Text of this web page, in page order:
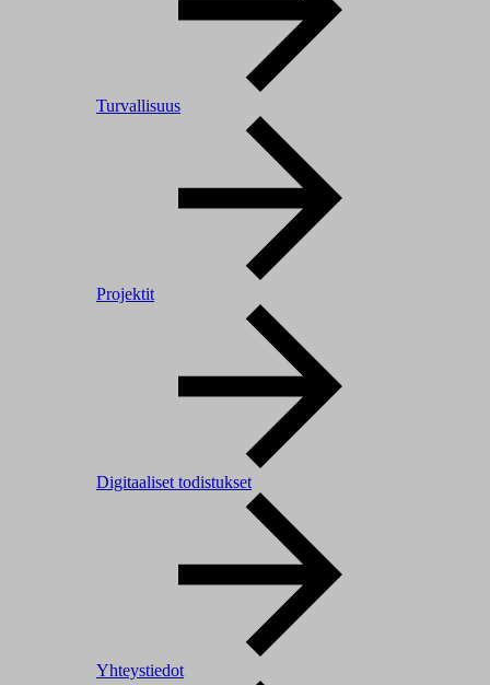
Turvallisuus
Projektit
Digitaaliset todistukset
Yhteystiedot